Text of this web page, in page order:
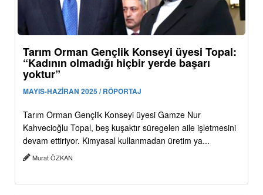
Tarım Orman Gençlik Konseyi üyesi Topal:
“Kadının olmadığı hiçbir yerde başarı
yoktur”
MAYIS-HAZİRAN 2025 / RÖPORTAJ
Tarım Orman Gençlik Konseyi üyesi Gamze Nur
Kahvecioğlu Topal, beş kuşaktır süregelen aile işletmesini
devam ettiriyor. Kimyasal kullanmadan üretim ya...
Murat ÖZKAN